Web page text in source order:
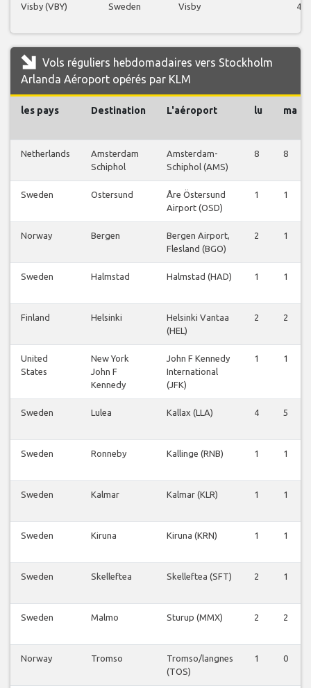
Visby (VBY) Sweden Visby 47
Vols réguliers hebdomadaires vers Stockholm
Arlanda Aéroport opérés par KLM
les pays Destination L'aéroport lu ma
Netherlands
Amsterdam
Schiphol
Amsterdam-
Schiphol (AMS)
8 8
Sweden Ostersund
Åre Östersund
Airport (OSD)
1 1
Norway Bergen
Bergen Airport,
Flesland (BGO)
2 1
Sweden Halmstad Halmstad (HAD) 1 1
Finland Helsinki
Helsinki Vantaa
(HEL)
2 2
United
States
New York
John F
Kennedy
John F Kennedy
International
(JFK)
1 1
Sweden Lulea Kallax (LLA) 4 5
Sweden Ronneby Kallinge (RNB) 1 1
Sweden Kalmar Kalmar (KLR) 1 1
Sweden Kiruna Kiruna (KRN) 1 1
Sweden Skelleftea Skelleftea (SFT) 2 1
Sweden Malmo Sturup (MMX) 2 2
Norway Tromso
Tromso/langnes
(TOS)
1 0